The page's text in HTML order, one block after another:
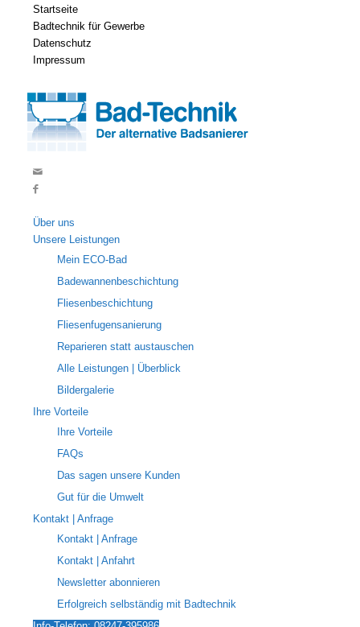
Startseite
Badtechnik für Gewerbe
Datenschutz
Impressum
Über uns
Unsere Leistungen
Mein ECO-Bad
Badewannenbeschichtung
Fliesenbeschichtung
Fliesenfugensanierung
Reparieren statt austauschen
Alle Leistungen | Überblick
Bildergalerie
Ihre Vorteile
Ihre Vorteile
FAQs
Das sagen unsere Kunden
Gut für die Umwelt
Kontakt | Anfrage
Kontakt | Anfrage
Kontakt | Anfahrt
Newsletter abonnieren
Erfolgreich selbständig mit Badtechnik